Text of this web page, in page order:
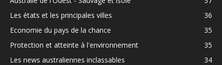
Les états et les principales villes
36
Economie du pays de la chance
35
Protection et atteinte à l'environnement
35
Les news australiennes inclassables
34